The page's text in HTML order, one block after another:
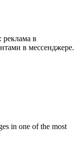
в
в мессенджере.
in one of the most